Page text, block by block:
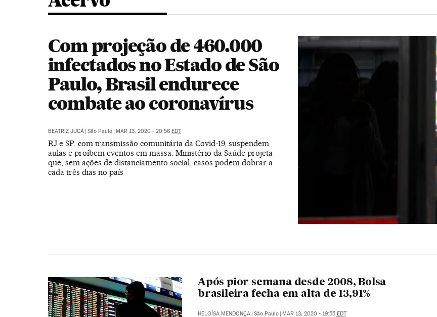
Com projeção de 460.000
infectados no Estado de São
Paulo, Brasil endurece
combate ao coronavírus
BEATRIZ JUCÁ | São Paulo | MAR 13, 2020 - 20:56 EDT
RJ e SP, com transmissão comunitária da Covid-19, suspendem
aulas e proíbem eventos em massa. Ministério da Saúde projeta
que, sem ações de distanciamento social, casos podem dobrar a
cada três dias no país
Após pior semana desde 2008, Bolsa
brasileira fecha em alta de 13,91%
HELOÍSA MENDONÇA | São Paulo | MAR 13, 2020 - 19:55 EDT